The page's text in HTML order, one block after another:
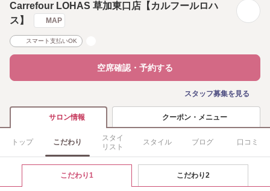
Carrefour LOHAS 草加東口店【カルフールロハ
ス】
MAP
スマート支払いOK
空席確認・予約する
スタッフ募集を見る
サロン情報 クーポン・メニュー
トップ こだわり
スタイ
リスト
スタイル ブログ 口コミ
こだわり1 こだわり2